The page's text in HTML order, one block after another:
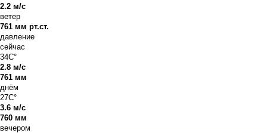
2.2 м/с
ветер
761 мм рт.ст.
давление
сейчас
34C°
2.8 м/с
761 мм
днём
27C°
3.6 м/с
760 мм
вечером